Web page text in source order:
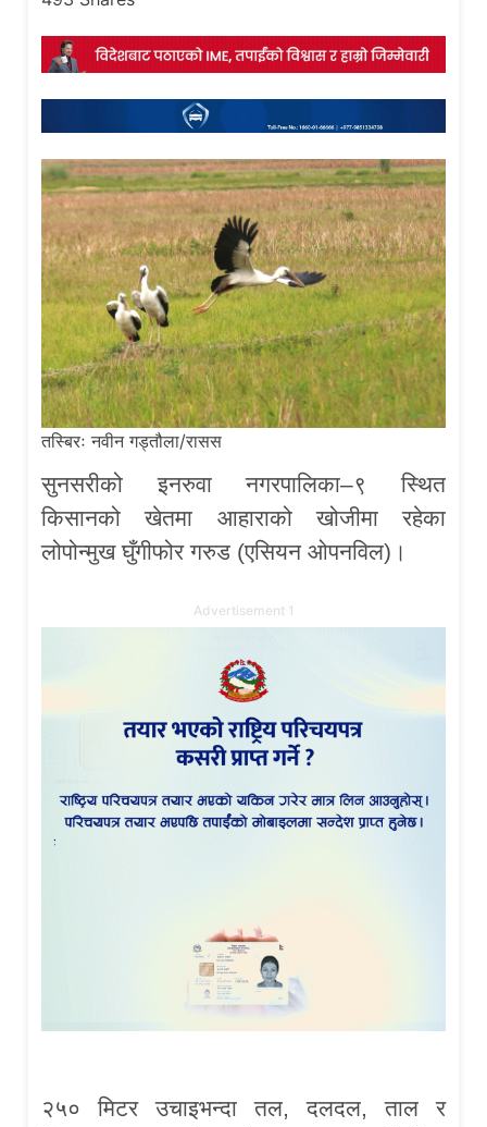
तस्बिरः नवीन गड्तौला/रासस
सुनसरीको इनरुवा नगरपालिका–९ स्थित
किसानको खेतमा आहाराको खोजीमा रहेका
लोपोन्मुख घुँगीफोर गरुड (एसियन ओपनविल)।
Advertisement 1
२५० मिटर उचाइभन्दा तल, दलदल, ताल र